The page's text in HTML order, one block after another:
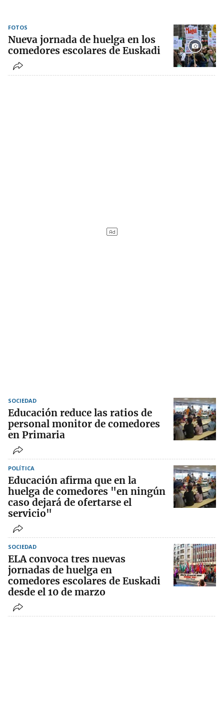
FOTOS
Nueva jornada de huelga en los
comedores escolares de Euskadi
SOCIEDAD
Educación reduce las ratios de
personal monitor de comedores
en Primaria
POLÍTICA
Educación afirma que en la
huelga de comedores "en ningún
caso dejará de ofertarse el
servicio"
SOCIEDAD
ELA convoca tres nuevas
jornadas de huelga en
comedores escolares de Euskadi
desde el 10 de marzo